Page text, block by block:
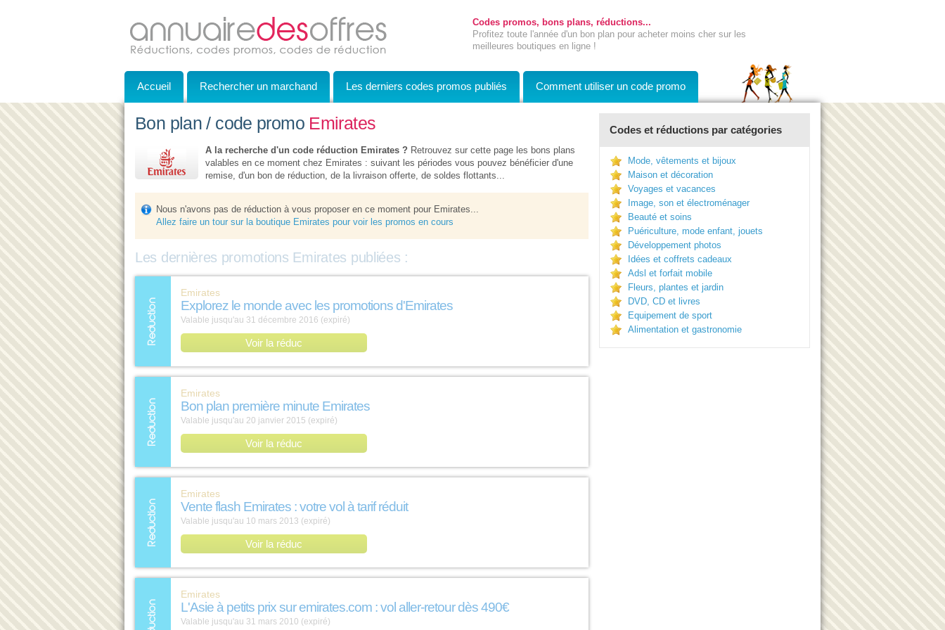
Codes promos, bons plans, réductions...
Profitez toute l'année d'un bon plan pour acheter moins cher sur les
meilleures boutiques en ligne !
Accueil Rechercher un marchand Les derniers codes promos publiés Comment utiliser un code promo
Bon plan / code promo Emirates
A la recherche d'un code réduction Emirates ? Retrouvez sur cette page les bons plans
valables en ce moment chez Emirates : suivant les périodes vous pouvez bénéficier d'une
remise, d'un bon de réduction, de la livraison offerte, de soldes flottants...
Nous n'avons pas de réduction à vous proposer en ce moment pour Emirates...
Allez faire un tour sur la boutique Emirates pour voir les promos en cours
Les dernières promotions Emirates publiées :
Emirates
Explorez le monde avec les promotions d'Emirates
Valable jusqu'au 31 décembre 2016 (expiré)
Voir la réduc
Emirates
Bon plan première minute Emirates
Valable jusqu'au 20 janvier 2015 (expiré)
Voir la réduc
Emirates
Vente flash Emirates : votre vol à tarif réduit
Valable jusqu'au 10 mars 2013 (expiré)
Voir la réduc
Emirates
L'Asie à petits prix sur emirates.com : vol aller-retour dès 490€
Valable jusqu'au 31 mars 2010 (expiré)
Codes et réductions par catégories
Mode, vêtements et bijoux
Maison et décoration
Voyages et vacances
Image, son et électroménager
Beauté et soins
Puériculture, mode enfant, jouets
Développement photos
Idées et coffrets cadeaux
Adsl et forfait mobile
Fleurs, plantes et jardin
DVD, CD et livres
Equipement de sport
Alimentation et gastronomie